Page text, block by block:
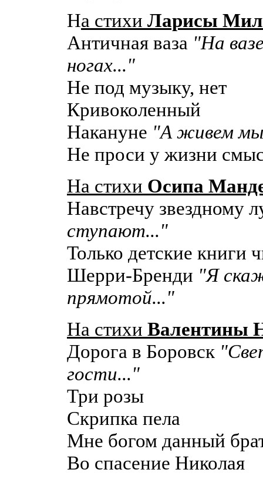
На стихи Ларисы
Античная ваза "На
ногах..."
Не под музыку, нет
Кривоколенный
Накануне "А живем мы
Не проси у жизни
На стихи Осипа
Навстречу звездному
ступают..."
Только детские книги
Шерри-Бренди "Я
прямотой..."
На стихи Валентины
Дорога в Боровск
гости..."
Три розы
Скрипка пела
Мне богом данный
Во спасение Николая